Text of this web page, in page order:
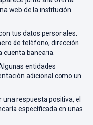
web de la institución
tus datos personales,
de teléfono, dirección
cuenta bancaria.
entidades
adicional como un
una respuesta positiva, el
especificada en unas